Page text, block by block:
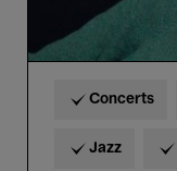
Concerts
Jazz